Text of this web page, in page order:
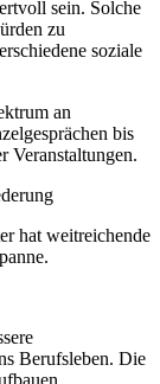
sein. Solche
zu
soziale
an
bis
Veranstaltungen.
hat weitreichende
Berufsleben. Die